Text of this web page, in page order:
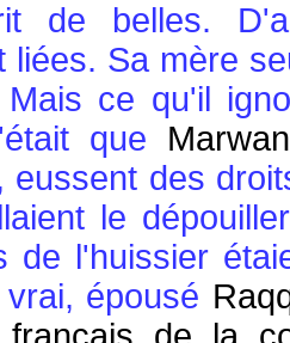
de belles.
liées. Sa mère
Mais ce qu'il
que
eussent des
le
de l'huissier
épousé